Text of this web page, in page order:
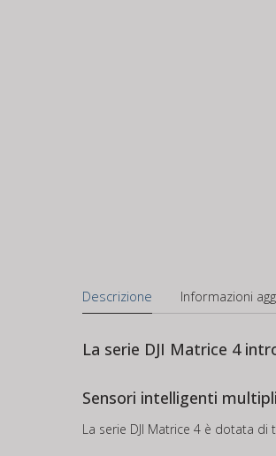
Descrizione Informazioni
La serie DJI Matrice 4
Sensori intelligenti
La serie DJI Matrice 4 è dotata